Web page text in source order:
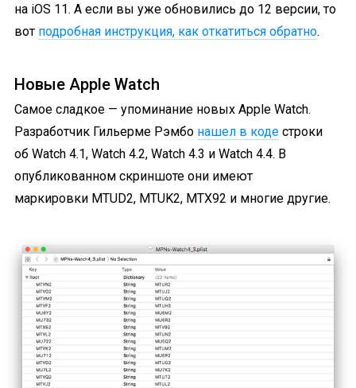
на iOS 11. А если вы уже обновились до 12 версии, то
вот подробная инструкция, как откатиться обратно.
Новые Apple Watch
Самое сладкое — упоминание новых Apple Watch.
Разработчик Гильерме Рэмбо нашел в коде строки
об Watch 4.1, Watch 4.2, Watch 4.3 и Watch 4.4. В
опубликованном скриншоте они имеют
маркировки MTUD2, MTUK2, MTX92 и многие другие.